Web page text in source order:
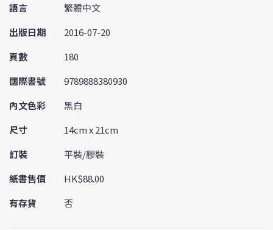
語言
繁體中文
出版日期
2016-07-20
頁數
180
國際書號
9789888380930
內文色彩
黑白
尺寸
14cm x 21cm
訂裝
平裝/膠裝
紙書售價
HK$88.00
有存貨
否